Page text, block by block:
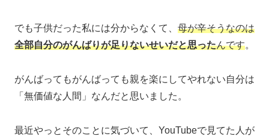
でも子供だった私には分からなくて、 母が辛そうなのは
全部自分のがんばりが足りないせいだと思ったんです。
がんばってもがんばっても親を楽にしてやれない自分は
「無価値な人間」なんだと思いました。
最近やっとそのことに気づいて、YouTubeで見てた人が